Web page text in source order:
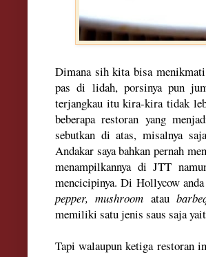
Dimana sih kita bisa
pas di lidah, porsinya pun
terjangkau itu kira-kira tidak
beberapa restoran yang
sebutkan di atas, misalnya
Andakar saya bahkan pernah
menampilkannya di JTT
mencicipinya. Di Hollycow
pepper, mushroom atau
memiliki satu jenis saus saja
Tapi walaupun ketiga restoran